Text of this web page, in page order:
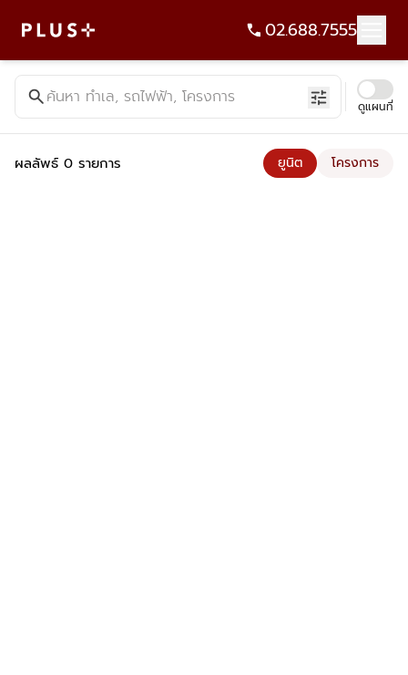
02.688.7555
ค้นหาคอนโด บ้าน ที่ดิน อาคารสำนักงาน ทั้งขายและเช่า - Plus
searchค้นหา ทำเล, รถไฟฟ้า, โครงการ tune ดูแผนที่
ผลลัพธ์ 0 รายการ ยูนิต โครงการ